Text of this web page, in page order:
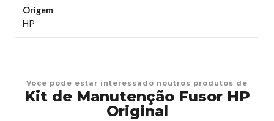
Origem
HP
Você pode estar interessado noutros produtos de
Kit de Manutenção Fusor HP
Original